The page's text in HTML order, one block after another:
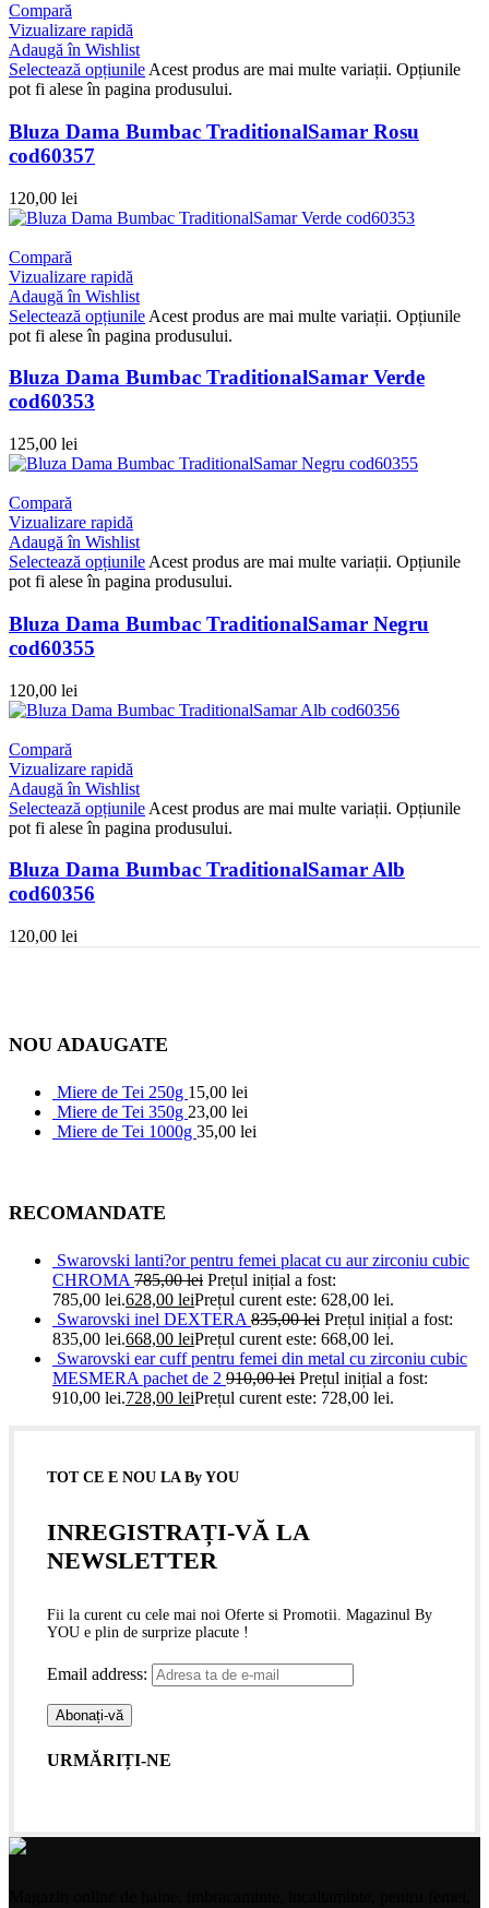
Compară
Vizualizare rapidă
Adaugă în Wishlist
Selectează opțiunile Acest produs are mai multe variații. Opțiunile
pot fi alese în pagina produsului.
Bluza Dama Bumbac TraditionalSamar Rosu
cod60357
120,00 lei
Compară
Vizualizare rapidă
Adaugă în Wishlist
Selectează opțiunile Acest produs are mai multe variații. Opțiunile
pot fi alese în pagina produsului.
Bluza Dama Bumbac TraditionalSamar Verde
cod60353
125,00 lei
Compară
Vizualizare rapidă
Adaugă în Wishlist
Selectează opțiunile Acest produs are mai multe variații. Opțiunile
pot fi alese în pagina produsului.
Bluza Dama Bumbac TraditionalSamar Negru
cod60355
120,00 lei
Compară
Vizualizare rapidă
Adaugă în Wishlist
Selectează opțiunile Acest produs are mai multe variații. Opțiunile
pot fi alese în pagina produsului.
Bluza Dama Bumbac TraditionalSamar Alb
cod60356
120,00 lei
NOU ADAUGATE
Miere de Tei 250g 15,00 lei
Miere de Tei 350g 23,00 lei
Miere de Tei 1000g 35,00 lei
RECOMANDATE
Swarovski lanti?or pentru femei placat cu aur zirconiu cubic
CHROMA 785,00lei Prețul inițial a fost:
785,00 lei.628,00 leiPrețul curent este: 628,00 lei.
Swarovski inel DEXTERA 835,00lei Prețul inițial a fost:
835,00 lei.668,00 leiPrețul curent este: 668,00 lei.
Swarovski ear cuff pentru femei din metal cu zirconiu cubic
MESMERA pachet de 2 910,00lei Prețul inițial a fost:
910,00 lei.728,00 leiPrețul curent este: 728,00 lei.
TOT CE E NOU LA By YOU
INREGISTRAȚI-VĂ LA
NEWSLETTER
Fii la curent cu cele mai noi Oferte si Promotii. Magazinul By
YOU e plin de surprize placute !
Email address:
URMĂRIȚI-NE